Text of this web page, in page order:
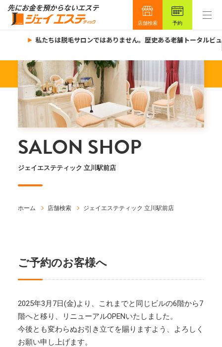
店舗検索 予約
私たちは脱毛サロンではありません。歴史ある老舗トータルビュー
SALON SHOP
ジェイエステティック 立川駅前店
ホーム 店舗検索 ジェイエステティック 立川駅前店
ご予約のお客様へ
2025年3月7日(金)より、これまでと同じビルの6階から7
階へと移り、リニューアルOPENいたしました。
今後とも変わらぬお引き立てを賜りますよう、よろしく
お願い申し上げます。